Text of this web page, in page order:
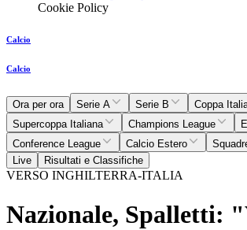
Cookie Policy
Calcio
Calcio
Ora per ora Serie A Serie B
Coppa
Supercoppa Italiana
Champions League
Conference League
Calcio Estero
Live
Risultati e Classifiche
VERSO INGHILTERRA-ITALIA
Nazionale, Spalletti: